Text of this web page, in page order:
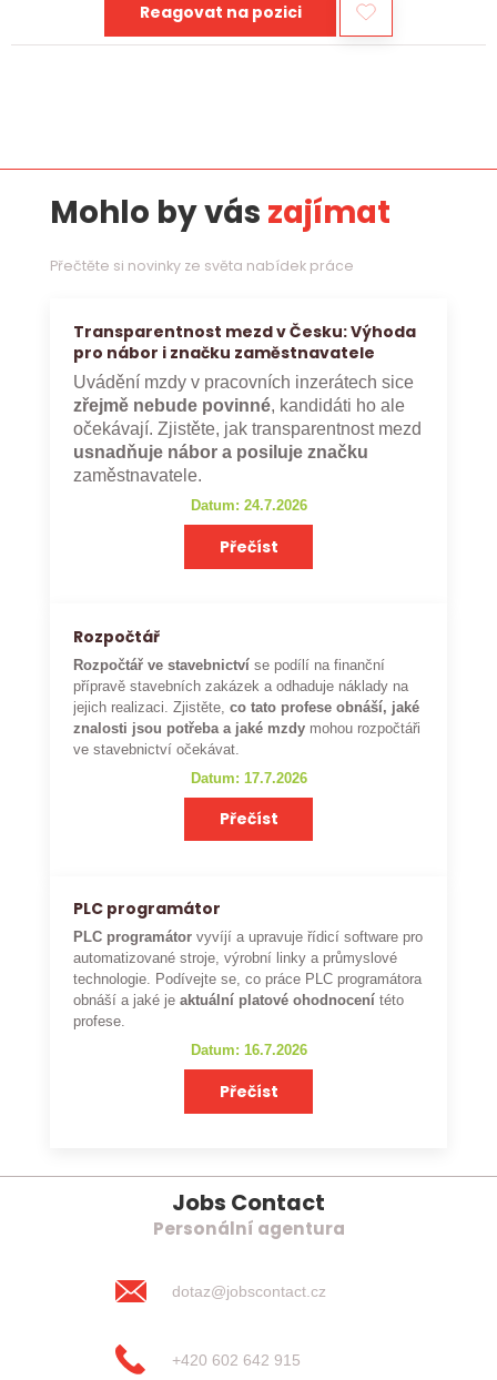
Reagovat na pozici
Mohlo by vás zajímat
Přečtěte si novinky ze světa nabídek práce
Transparentnost mezd v Česku: Výhoda
pro nábor i značku zaměstnavatele
Uvádění mzdy v pracovních inzerátech sice
zřejmě nebude povinné, kandidáti ho ale
očekávají. Zjistěte, jak transparentnost mezd
usnadňuje nábor a posiluje značku
zaměstnavatele.
Datum: 24.7.2026
Přečíst
Rozpočtář
Rozpočtář ve stavebnictví se podílí na finanční
přípravě stavebních zakázek a odhaduje náklady na
jejich realizaci. Zjistěte,co tato profese obnáší, jaké
znalosti jsou potřeba a jaké mzdy mohou rozpočtáři
ve stavebnictví očekávat.
Datum: 17.7.2026
Přečíst
PLC programátor
PLC programátor vyvíjí a upravuje řídicí software pro
automatizované stroje, výrobní linky a průmyslové
technologie. Podívejte se, co práce PLC programátora
obnáší a jaké je aktuální platové ohodnocení této
profese.
Datum: 16.7.2026
Přečíst
Jobs Contact
Personální agentura
dotaz@jobscontact.cz
+420 602 642 915